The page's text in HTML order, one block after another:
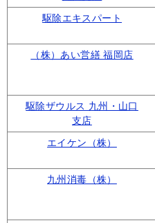
駆除エキスパート
（株）あい営繕 福岡店
駆除ザウルス 九州・山口
支店
エイケン（株）
九州消毒（株）